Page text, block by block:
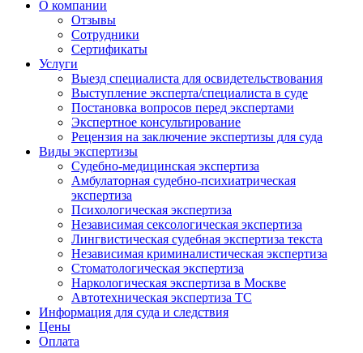
О компании
Отзывы
Сотрудники
Сертификаты
Услуги
Выезд специалиста для освидетельствования
Выступление эксперта/специалиста в суде
Постановка вопросов перед экспертами
Экспертное консультирование
Рецензия на заключение экспертизы для суда
Виды экспертизы
Судебно-медицинская экспертиза
Амбулаторная судебно-психиатрическая
экспертиза
Психологическая экспертиза
Независимая сексологическая экспертиза
Лингвистическая судебная экспертиза текста
Независимая криминалистическая экспертиза
Стоматологическая экспертиза
Наркологическая экспертиза в Москве
Автотехническая экспертиза ТС
Информация для суда и следствия
Цены
Оплата